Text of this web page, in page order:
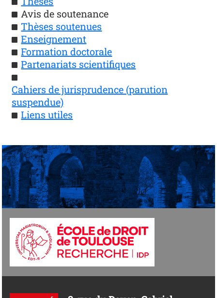
Avis de soutenance
Thèses soutenues
Enseignement
Formation doctorale
Partenariats scientifiques
Cahiers de jurisprudence (parution
suspendue)
Liens utiles